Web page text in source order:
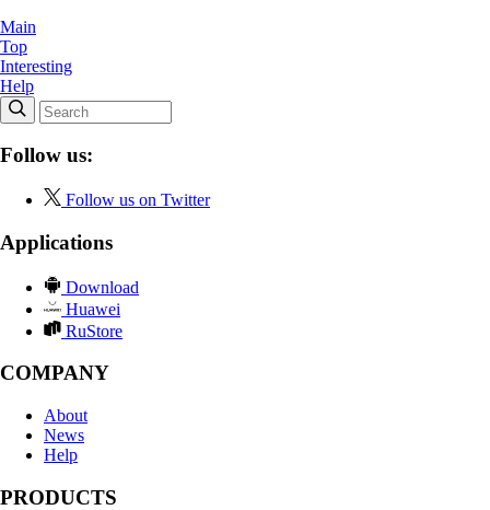
Main
Top
Interesting
Help
Follow us:
Follow us on Twitter
Applications
Download
Huawei
RuStore
COMPANY
About
News
Help
PRODUCTS